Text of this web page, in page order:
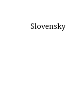
Slovensky